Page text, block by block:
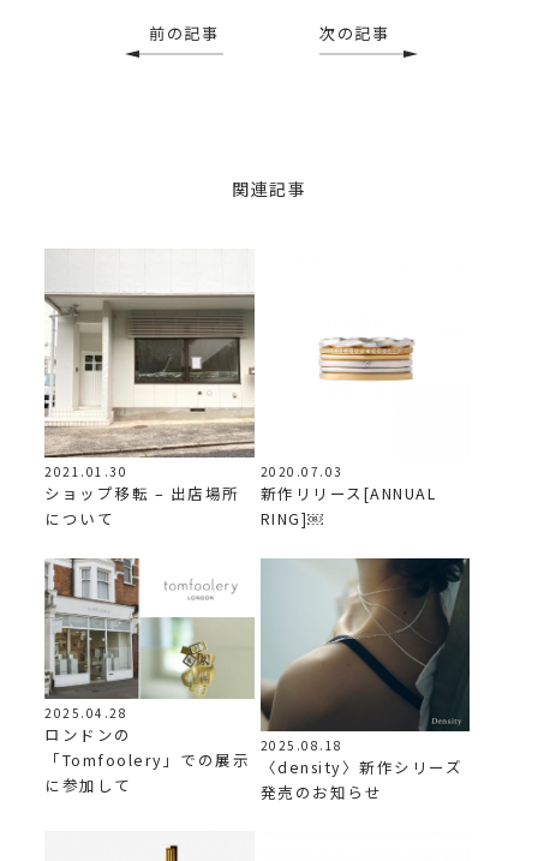
関連記事
2021.01.30
ショップ移転 – 出店場所
について
2020.07.03
新作リリース[ANNUAL
RING]￼
2025.04.28
ロンドンの
「Tomfoolery」での展示
に参加して
2025.08.18
〈density〉新作シリーズ
発売のお知らせ
前の記事 次の記事